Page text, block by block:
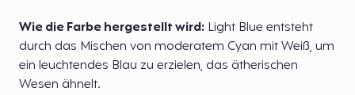
Wie die Farbe hergestellt wird: Light Blue entsteht
durch das Mischen von moderatem Cyan mit Weiß, um
ein leuchtendes Blau zu erzielen, das ätherischen
Wesen ähnelt.